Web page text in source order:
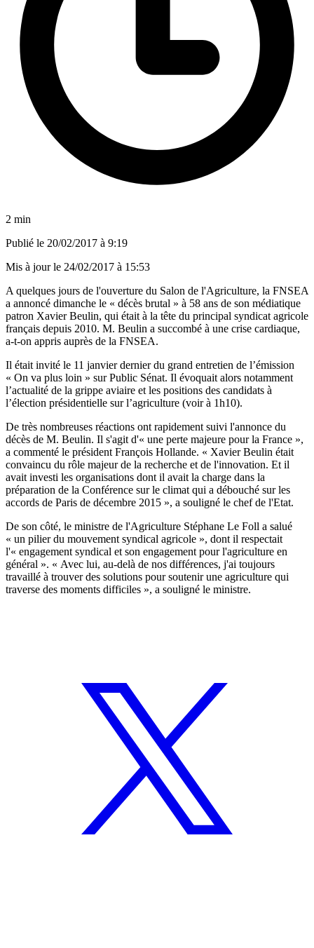
2 min
Publié le 20/02/2017 à 9:19
Mis à jour le 24/02/2017 à 15:53
A quelques jours de l'ouverture du Salon de l'Agriculture, la FNSEA
a annoncé dimanche le « décès brutal » à 58 ans de son médiatique
patron Xavier Beulin, qui était à la tête du principal syndicat agricole
français depuis 2010. M. Beulin a succombé à une crise cardiaque,
a-t-on appris auprès de la FNSEA.
Il était invité le 11 janvier dernier du grand entretien de l’émission
« On va plus loin » sur Public Sénat. Il évoquait alors notamment
l’actualité de la grippe aviaire et les positions des candidats à
l’élection présidentielle sur l’agriculture (voir à 1h10).
De très nombreuses réactions ont rapidement suivi l'annonce du
décès de M. Beulin. Il s'agit d'« une perte majeure pour la France »,
a commenté le président François Hollande. « Xavier Beulin était
convaincu du rôle majeur de la recherche et de l'innovation. Et il
avait investi les organisations dont il avait la charge dans la
préparation de la Conférence sur le climat qui a débouché sur les
accords de Paris de décembre 2015 », a souligné le chef de l'Etat.
De son côté, le ministre de l'Agriculture Stéphane Le Foll a salué
« un pilier du mouvement syndical agricole », dont il respectait
l'« engagement syndical et son engagement pour l'agriculture en
général ». « Avec lui, au-delà de nos différences, j'ai toujours
travaillé à trouver des solutions pour soutenir une agriculture qui
traverse des moments difficiles », a souligné le ministre.